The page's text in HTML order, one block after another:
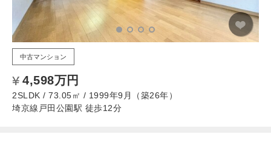
中古マンション
4,598万円
2SLDK / 73.05㎡ / 1999年9月（築26年）
埼京線戸田公園駅 徒歩12分